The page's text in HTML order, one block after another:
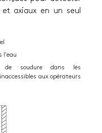
axiaux en un seul
l'eau
de soudure dans les
aux opérateurs